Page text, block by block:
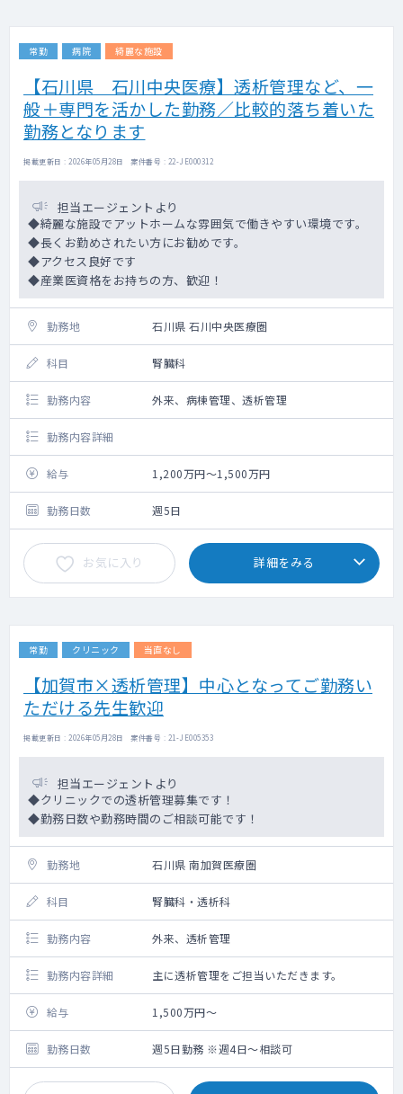
常勤 病院 綺麗な施設
【石川県 石川中央医療】透析管理など、一
般＋専門を活かした勤務／比較的落ち着いた
勤務となります
掲載更新日 : 2026年05月28日 案件番号 : 22-JE000312
担当エージェントより
◆綺麗な施設でアットホームな雰囲気で働きやすい環境です。
◆長くお勤めされたい方にお勧めです。
◆アクセス良好です
◆産業医資格をお持ちの方、歓迎！
勤務地 石川県 石川中央医療圏
科目 腎臓科
勤務内容 外来、病棟管理、透析管理
勤務内容詳細
給与 1,200万円～1,500万円
勤務日数 週5日
お気に入り 詳細をみる
常勤 クリニック 当直なし
【加賀市×透析管理】中心となってご勤務い
ただける先生歓迎
掲載更新日 : 2026年05月28日 案件番号 : 21-JE005353
担当エージェントより
◆クリニックでの透析管理募集です！
◆勤務日数や勤務時間のご相談可能です！
勤務地 石川県 南加賀医療圏
科目 腎臓科・透析科
勤務内容 外来、透析管理
勤務内容詳細 主に透析管理をご担当いただきます。
給与 1,500万円～
勤務日数 週5日勤務 ※週4日～相談可